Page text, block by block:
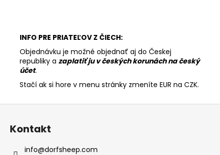
INFO PRE PRIATEĽOV Z ČIECH:
Objednávku je možné objednať aj do Českej
republiky a zaplatiť ju v českých korunách na český
účet.
Stačí ak si hore v menu stránky zmeníte EUR na CZK.
Z
Kontakt
info@dorfsheep.com